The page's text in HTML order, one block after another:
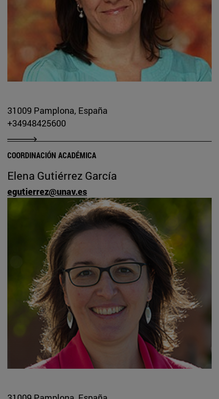
31009 Pamplona, España
+34948425600
COORDINACIÓN ACADÉMICA
Elena Gutiérrez García
egutierrez@unav.es